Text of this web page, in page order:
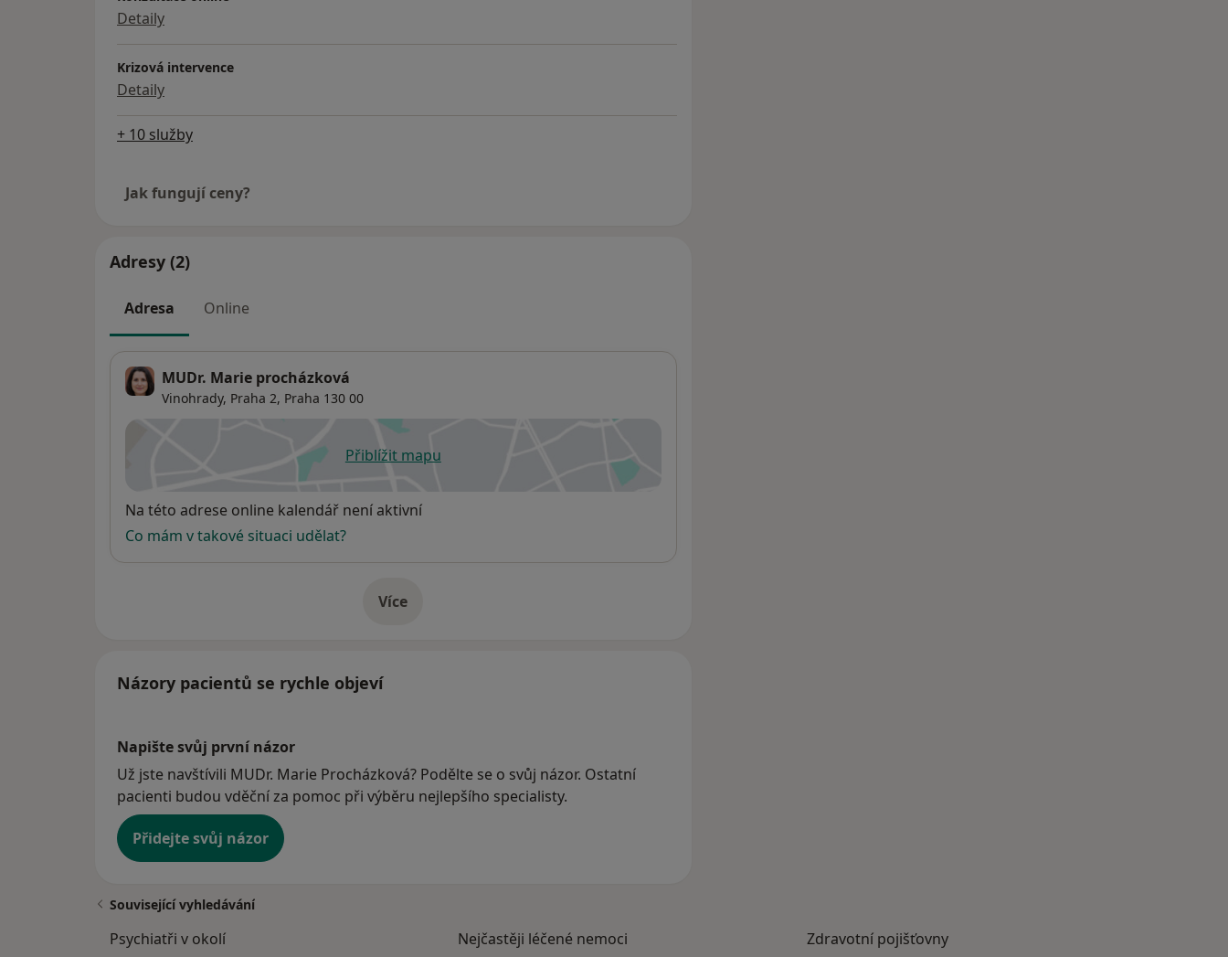
Detaily
Krizová intervence
Detaily
+ 10 služby
Jak fungují ceny?
Adresy (2)
Adresa Online
MUDr. Marie procházková
Vinohrady, Praha 2, Praha 130 00
Přiblížit mapuse otevře v nové záložce
Dostupnost
Na této adrese online kalendář není aktivní
Co mám v takové situaci udělat?
Víceo adrese
Názory pacientů se rychle objeví
Napište svůj první názor
Už jste navštívili MUDr. Marie Procházková? Podělte se o svůj názor. Ostatní
pacienti budou vděční za pomoc při výběru nejlepšího specialisty.
Přidejte svůj názor
Související vyhledávání
Psychiatři v okolí
Nejčastěji léčené nemoci
Zdravotní pojišťovny